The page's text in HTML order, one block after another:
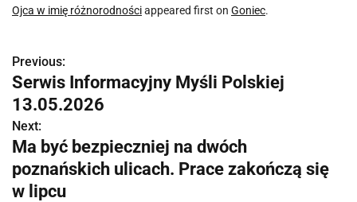
Ojca w imię różnorodnościappeared first on Goniec.
N
a
w
i
g
Previous:
Serwis Informacyjny Myśli Polskiej
13.05.2026
Next:
Ma być bezpieczniej na dwóch
poznańskich ulicach. Prace zakończą się
w lipcu